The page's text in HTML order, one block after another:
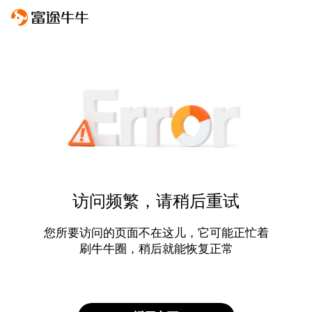
访问频繁，请稍后重试
您所要访问的页面不在这儿，它可能正忙着
刷牛牛圈，稍后就能恢复正常